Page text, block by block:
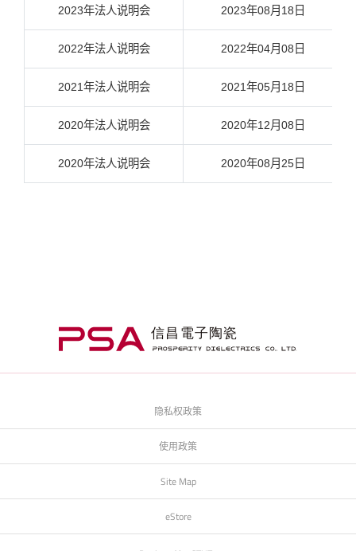
2023年法人说明会 2023年08月18日
2022年法人说明会 2022年04月08日
2021年法人说明会 2021年05月18日
2020年法人说明会 2020年12月08日
2020年法人说明会 2020年08月25日
隐私权政策
使用政策
Site Map
eStore